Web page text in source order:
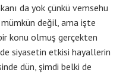
da yok çünkü vemsehu
değil, ama işte
konu olmuş gerçekten
siyasetin etkisi hayallerin
dün, şimdi belki de